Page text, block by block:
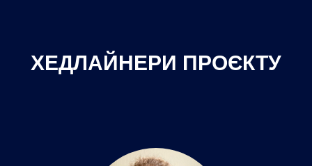
ХЕДЛАЙНЕРИ ПРОЄКТУ